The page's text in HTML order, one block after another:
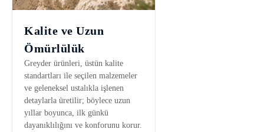
Kalite ve Uzun
Ömürlülük
Greyder ürünleri, üstün kalite
standartları ile seçilen malzemeler
ve geleneksel ustalıkla işlenen
detaylarla üretilir; böylece uzun
yıllar boyunca, ilk günkü
dayanıklılığını ve konforunu korur.